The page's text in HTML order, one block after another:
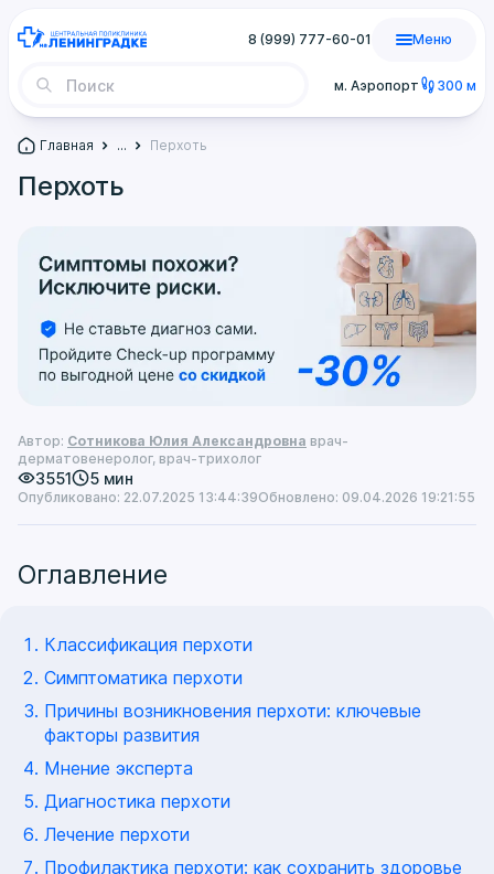
м. Аэропорт 300 м
8 (999) 777-60-01 Меню
Главная ... Перхоть
Перхоть
Автор: Сотникова Юлия Александровна врач-
дерматовенеролог, врач-трихолог
3551 5 мин
Опубликовано: 22.07.2025 13:44:39Обновлено: 09.04.2026 19:21:55
Оглавление
Классификация перхоти
Симптоматика перхоти
Причины возникновения перхоти: ключевые
факторы развития
Мнение эксперта
Диагностика перхоти
Лечение перхоти
Профилактика перхоти: как сохранить здоровье